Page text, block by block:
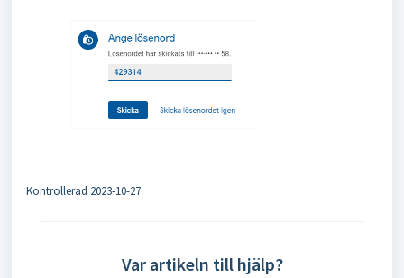
Kontrollerad 2023-10-27
Var artikeln till hjälp?